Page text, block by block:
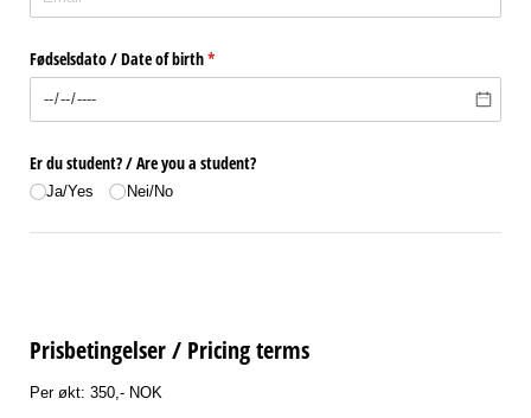
Fødselsdato /​ Date of birth*
(nødvendig)
Er du student? /​ Are you a student?
Ja/​Yes Nei/​No
Prisbetingelser / Pricing terms
Per økt: 350,- NOK